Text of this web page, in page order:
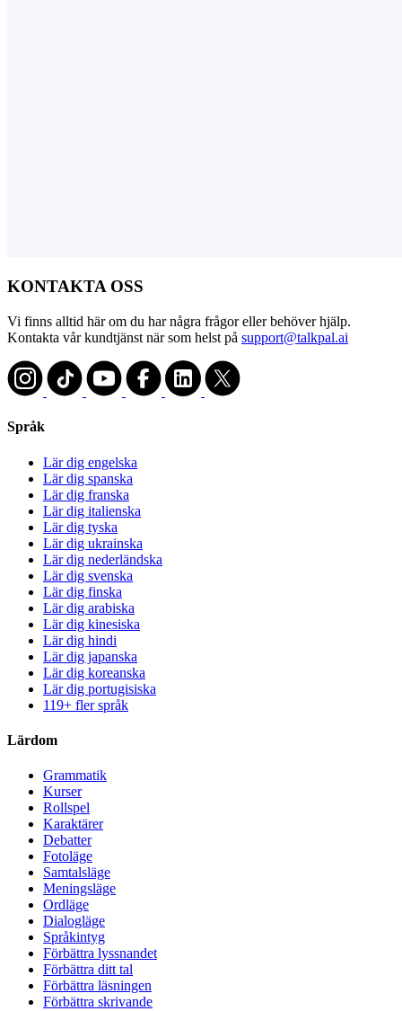
KONTAKTA OSS
Vi finns alltid här om du har några frågor eller behöver hjälp.
Kontakta vår kundtjänst när som helst på support@talkpal.ai
Språk
Lär dig engelska
Lär dig spanska
Lär dig franska
Lär dig italienska
Lär dig tyska
Lär dig ukrainska
Lär dig nederländska
Lär dig svenska
Lär dig finska
Lär dig arabiska
Lär dig kinesiska
Lär dig hindi
Lär dig japanska
Lär dig koreanska
Lär dig portugisiska
119+ fler språk
Lärdom
Grammatik
Kurser
Rollspel
Karaktärer
Debatter
Fotoläge
Samtalsläge
Meningsläge
Ordläge
Dialogläge
Språkintyg
Förbättra lyssnandet
Förbättra ditt tal
Förbättra läsningen
Förbättra skrivande